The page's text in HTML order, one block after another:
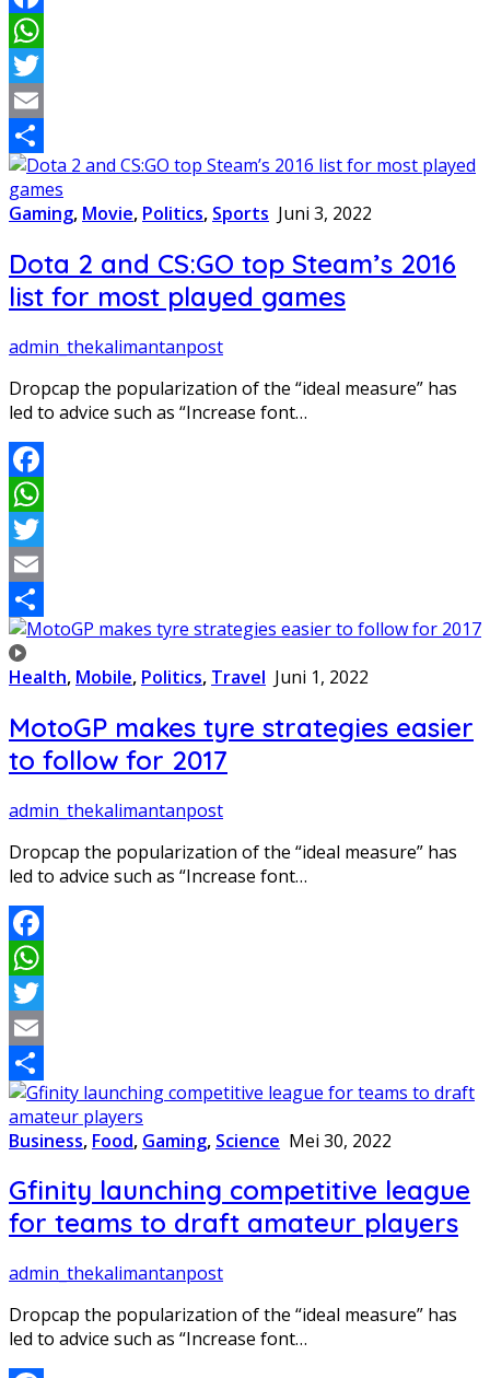
Facebook
WhatsApp
Twitter
Email
Share
Gaming, Movie, Politics, Sports Juni 3, 2022
Dota 2 and CS:GO top Steam’s 2016
list for most played games
admin_thekalimantanpost
Dropcap the popularization of the “ideal measure” has
led to advice such as “Increase font…
Facebook
WhatsApp
Twitter
Email
Share
Health, Mobile, Politics, Travel Juni 1, 2022
MotoGP makes tyre strategies easier
to follow for 2017
admin_thekalimantanpost
Dropcap the popularization of the “ideal measure” has
led to advice such as “Increase font…
Facebook
WhatsApp
Twitter
Email
Share
Business, Food, Gaming, Science Mei 30, 2022
Gfinity launching competitive league
for teams to draft amateur players
admin_thekalimantanpost
Dropcap the popularization of the “ideal measure” has
led to advice such as “Increase font…